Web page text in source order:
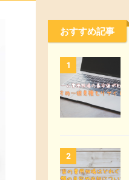
おすすめ記事
1
2